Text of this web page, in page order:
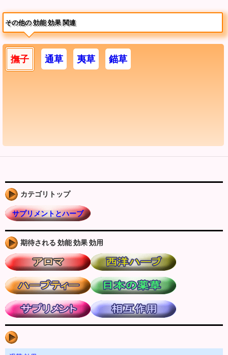
その他の 効能 効果 関連
撫子 通草 夷草 錨草
カテゴリトップ
サプリメントとハーブ
期待される 効能 効果 効用